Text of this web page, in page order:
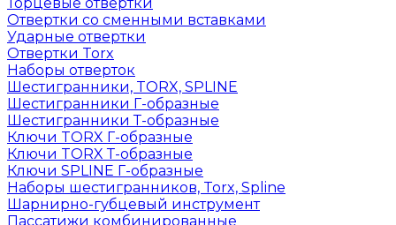
Отвертки со сменными вставками
Ударные отвертки
Отвертки Torx
Наборы отверток
Шестигранники, TORX, SPLINE
Шестигранники Г-образные
Шестигранники Т-образные
Ключи TORX Г-образные
Ключи TORX Т-образные
Ключи SPLINE Г-образные
Наборы шестигранников, Torx, Spline
Шарнирно-губцевый инструмент
Пассатижи комбинированные